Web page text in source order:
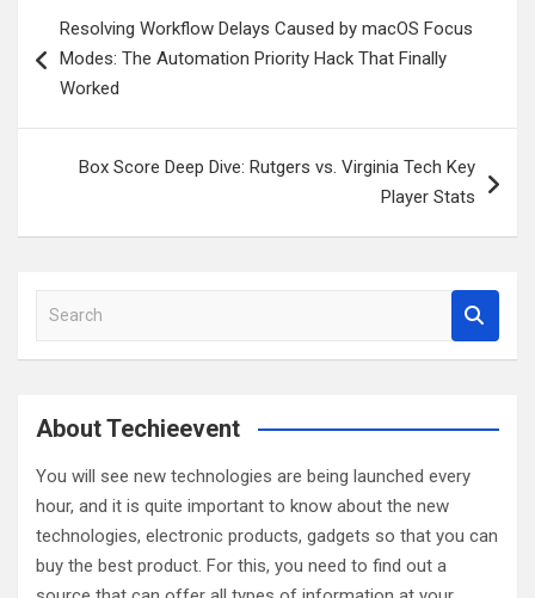
navigation
Resolving Workflow Delays Caused by macOS Focus
Modes: The Automation Priority Hack That Finally
Worked
Box Score Deep Dive: Rutgers vs. Virginia Tech Key
Player Stats
a
c
About Techieevent
You will see new technologies are being launched every
hour, and it is quite important to know about the new
technologies, electronic products, gadgets so that you can
buy the best product. For this, you need to find out a